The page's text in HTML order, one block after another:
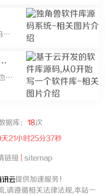
基于EyouCms二开的独角兽软件库源码系统源码介绍：新版功能：无限模块，自定义、应用tab、文章、网址、幻灯所有模块均可无限复制添加，就怕你内容不够多！新增文章专题页面、常规空白页面模板！1、首页所有模块均支持自定义拖...
库源码,从0开始写一个软件库
看了一下现在很多软件库基本都是有后门安全性也不高的于是打算分享一个用Vue写一个基于云开发的软件库由于是云开发所以安全性不错界面啥的就参照一下别人的吧毕竟设计这一方面不太擅长这个项目目前前端已经完成百分之60基本简单的功...
据库： 18次
21小时25分37秒
链接| sitemap
提供加速服务！
,请遵循相关法律法规,本站一